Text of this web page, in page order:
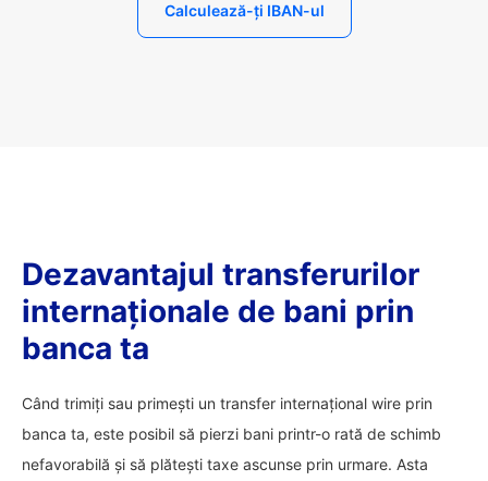
Calculează-ți IBAN-ul
Dezavantajul transferurilor
internaționale de bani prin
banca ta
Când trimiți sau primești un transfer internațional wire prin
banca ta, este posibil să pierzi bani printr-o rată de schimb
nefavorabilă și să plătești taxe ascunse prin urmare. Asta